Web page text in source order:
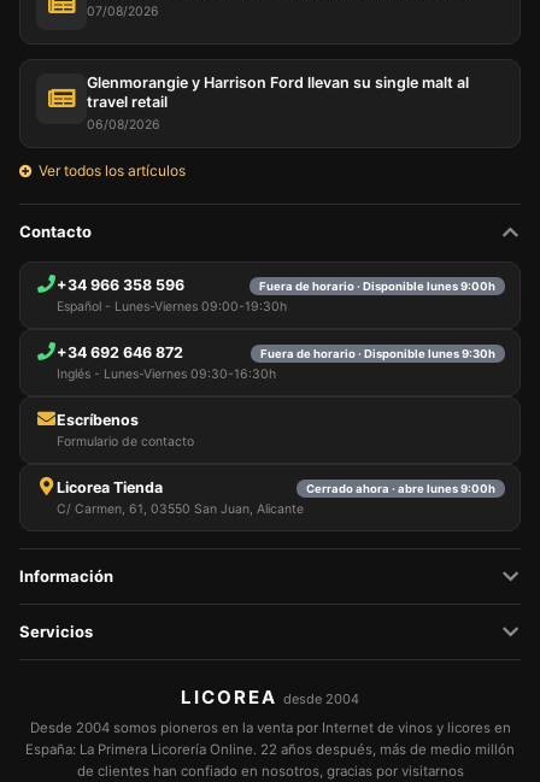
07/08/2026
Glenmorangie y Harrison Ford llevan su single malt al
travel retail
06/08/2026
Ver todos los artículos
Contacto
+34 966 358 596 Fuera de horario · Disponible lunes 9:00h
Español - Lunes-Viernes 09:00-19:30h
+34 692 646 872 Fuera de horario · Disponible lunes 9:30h
Inglés - Lunes-Viernes 09:30-16:30h
Escríbenos
Formulario de contacto
Licorea Tienda Cerrado ahora · abre lunes 9:00h
C/ Carmen, 61, 03550 San Juan, Alicante
Información
Servicios
LICOREA desde 2004
Desde 2004 somos pioneros en la venta por Internet de vinos y licores en
España: La Primera Licorería Online. 22 años después, más de medio millón
de clientes han confiado en nosotros, gracias por visitarnos